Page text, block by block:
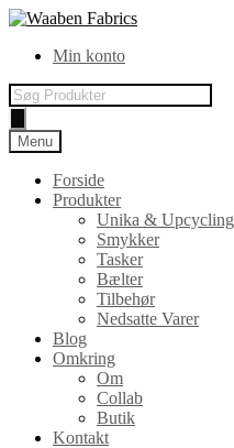
Spring
navigation
Spring
indholdMin konto
Products
search
Menu
Forside
Produkter
Unika & Upcycling
Smykker
Tasker
Bælter
Tilbehør
Nedsatte Varer
Blog
Omkring
Om
Collab
Butik
Kontakt